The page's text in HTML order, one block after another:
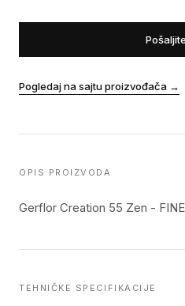
Pogledaj na sajtu proizvođača →
OPIS PROIZVODA
Gerflor Creation 55 Zen -
TEHNIČKE SPECIFIKACIJE